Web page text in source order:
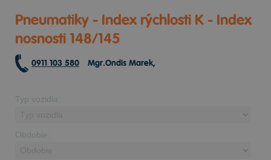
Pneumatiky - Index rýchlosti K - Index
nosnosti 148/145
0911 103 580 Mgr.Ondis Marek,
Typ vozidla:
Obdobie: